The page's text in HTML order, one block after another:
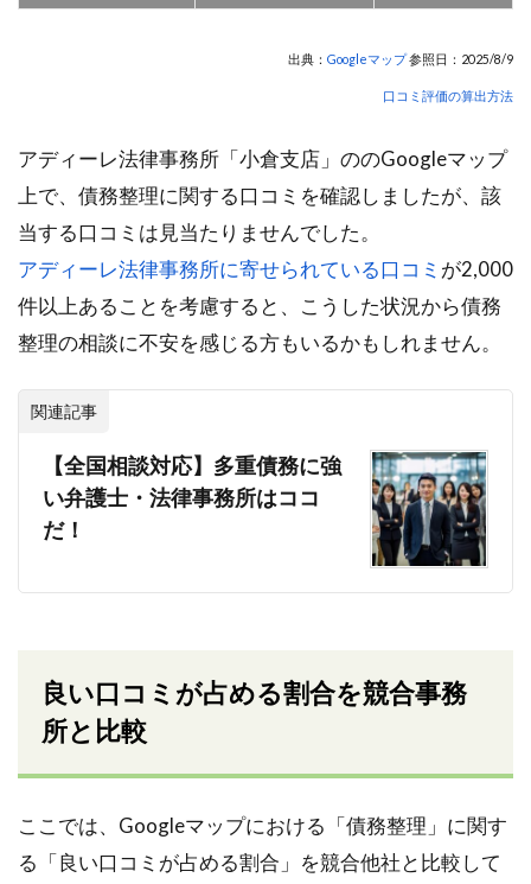
出典： Googleマップ参照日：2025/8/9
口コミ評価の算出方法
アディーレ法律事務所「小倉支店」ののGoogleマップ
上で、債務整理に関する口コミを確認しましたが、該
当する口コミは見当たりませんでした。
アディーレ法律事務所に寄せられている口コミ が2,000
件以上あることを考慮すると、こうした状況から債務
整理の相談に不安を感じる方もいるかもしれません。
関連記事
【全国相談対応】多重債務に強
い弁護士・法律事務所はココ
だ！
良い口コミが占める割合を競合事務
所と比較
ここでは、Googleマップにおける「債務整理」に関す
る「良い口コミが占める割合」を競合他社と比較して